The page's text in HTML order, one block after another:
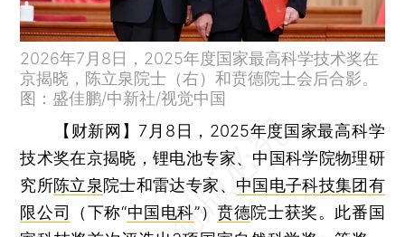
2026年7月8日，2025年度国家最高科学技术奖在
京揭晓，陈立泉院士（右）和贲德院士会后合影。
图：盛佳鹏/中新社/视觉中国
【财新网】 7月8日，2025年度国家最高科学
技术奖在京揭晓，锂电池专家、中国科学院物理研
究所陈立泉院士和雷达专家、 中国电子科技集团有
限公司
（下称“中国电科”）贲德院士获奖。此番国